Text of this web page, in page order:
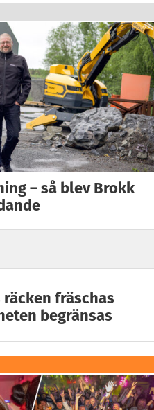
– så blev Brokk
fräschas
begränsas